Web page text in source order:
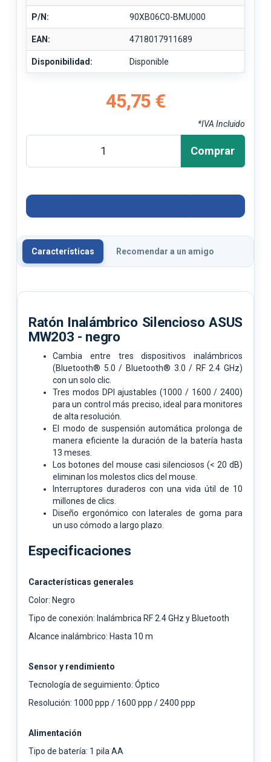
P/N: 90XB06C0-BMU000
EAN: 4718017911689
Disponibilidad: Disponible
45,75 €
*IVA Incluido
Comprar
Características Recomendar a un amigo
Ratón Inalámbrico Silencioso ASUS
MW203 - negro
Cambia entre tres dispositivos inalámbricos
(Bluetooth® 5.0 / Bluetooth® 3.0 / RF 2.4 GHz)
con un solo clic.
Tres modos DPI ajustables (1000 / 1600 / 2400)
para un control más preciso, ideal para monitores
de alta resolución.
El modo de suspensión automática prolonga de
manera eficiente la duración de la batería hasta
13 meses.
Los botones del mouse casi silenciosos (< 20 dB)
eliminan los molestos clics del mouse.
Interruptores duraderos con una vida útil de 10
millones de clics.
Diseño ergonómico con laterales de goma para
un uso cómodo a largo plazo.
Especificaciones
Características generales
Color: Negro
Tipo de conexión: Inalámbrica RF 2.4 GHz y Bluetooth
Alcance inalámbrico: Hasta 10 m
Sensor y rendimiento
Tecnología de seguimiento: Óptico
Resolución: 1000 ppp / 1600 ppp / 2400 ppp
Alimentación
Tipo de batería: 1 pila AA